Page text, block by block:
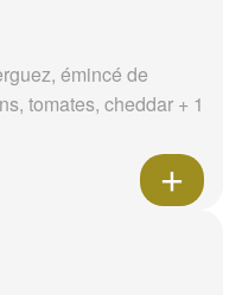
émincé de
tomates, cheddar + 1